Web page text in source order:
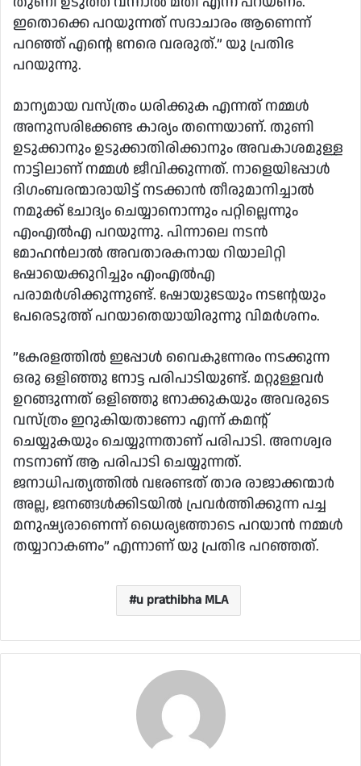
ഇതൊക്കെ പറയുന്നത് സദാചാരം ആണെന്ന്
പറഞ്ഞ് എന്റെ നേരെ വരരുത്.” യു പ്രതിഭ
പറയുന്നു.
മാന്യമായ വസ്ത്രം ധരിക്കുക എന്നത് നമ്മള്‍
അനുസരിക്കേണ്ട കാര്യം തന്നെയാണ്. തുണി
ഉടുക്കാനും ഉടുക്കാതിരിക്കാനും അവകാശമുള്ള
നാട്ടിലാണ് നമ്മള്‍ ജീവിക്കുന്നത്. നാളെയിപ്പോള്‍
ദിഗംബരന്മാരായിട്ട് നടക്കാന്‍ തീരുമാനിച്ചാല്‍
നമുക്ക് ചോദ്യം ചെയ്യാനൊന്നും പറ്റില്ലെന്നും
എംഎല്‍എ പറയുന്നു. പിന്നാലെ നടന്‍
മോഹന്‍ലാല്‍ അവതാരകനായ റിയാലിറ്റി
ഷോയെക്കുറിച്ചും എംഎല്‍എ
പരാമര്‍ശിക്കുന്നുണ്ട്. ഷോയുടേയും നടന്റേയും
പേരെടുത്ത് പറയാതെയായിരുന്നു വിമര്‍ശനം.
”കേരളത്തില്‍ ഇപ്പോള്‍ വൈകുന്നേരം നടക്കുന്ന
ഒരു ഒളിഞ്ഞു നോട്ട പരിപാടിയുണ്ട്. മറ്റുള്ളവര്‍
ഉറങ്ങുന്നത് ഒളിഞ്ഞു നോക്കുകയും അവരുടെ
വസ്ത്രം ഇറുകിയതാണോ എന്ന് കമന്റ്
ചെയ്യുകയും ചെയ്യുന്നതാണ് പരിപാടി. അനശ്വര
നടനാണ് ആ പരിപാടി ചെയ്യുന്നത്.
ജനാധിപത്യത്തില്‍ വരേണ്ടത് താര രാജാക്കന്മാര്‍
അല്ല, ജനങ്ങള്‍ക്കിടയില്‍ പ്രവര്‍ത്തിക്കുന്ന പച്ച
മനുഷ്യരാണെന്ന് ധൈര്യത്തോടെ പറയാന്‍ നമ്മള്‍
തയ്യാറാകണം” എന്നാണ് യു പ്രതിഭ പറഞ്ഞത്.
u prathibha MLA